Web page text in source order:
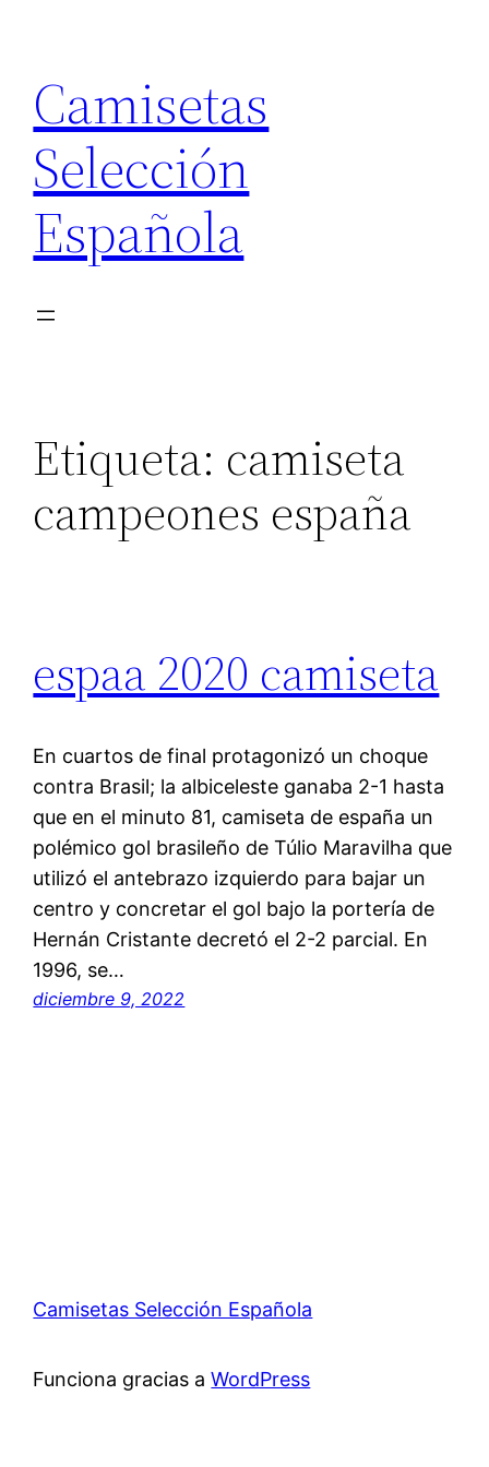
contenido
Camisetas
Selección
Española
Etiqueta: camiseta
campeones españa
espaa 2020 camiseta
En cuartos de final protagonizó un choque
contra Brasil; la albiceleste ganaba 2-1 hasta
que en el minuto 81, camiseta de españa un
polémico gol brasileño de Túlio Maravilha que
utilizó el antebrazo izquierdo para bajar un
centro y concretar el gol bajo la portería de
Hernán Cristante decretó el 2-2 parcial. En
1996, se…
diciembre 9, 2022
Camisetas Selección Española
Funciona gracias aWordPress